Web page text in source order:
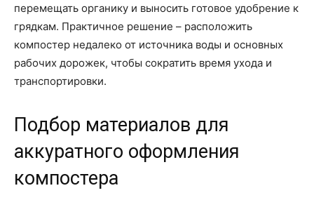
перемещать органику и выносить готовое удобрение к
грядкам. Практичное решение – расположить
компостер недалеко от источника воды и основных
рабочих дорожек, чтобы сократить время ухода и
транспортировки.
Подбор материалов для
аккуратного оформления
компостера